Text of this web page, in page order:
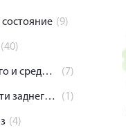
(9)
(40)
Абсцесс легкого и средостения (7)
Абсцесс области заднего прохода и прямой кишки (1)
(4)